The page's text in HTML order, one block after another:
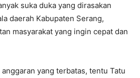
suka duka yang dirasakan
daerah Kabupaten Serang,
masyarakat yang ingin cepat dan
yang terbatas, tentu Tatu